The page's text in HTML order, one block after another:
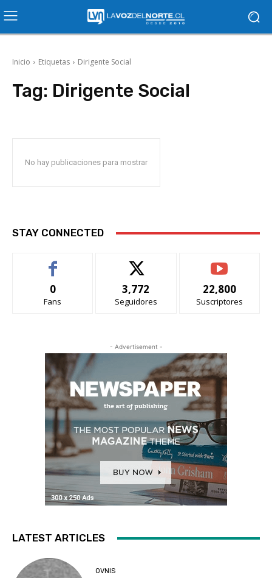
Inicio Etiquetas Dirigente Social
Tag: Dirigente Social
No hay publicaciones para mostrar
STAY CONNECTED
0
Fans
3,772
Seguidores
22,800
Suscriptores
- Advertisement -
LATEST ARTICLES
OVNIS